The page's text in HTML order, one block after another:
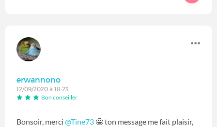
erwannono
12/09/2020 à 18:23
Bon conseiller
Bonsoir, merci @Tine73 ‍ 🤩 ton message me fait plaisir,